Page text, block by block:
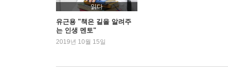
15. 시대와 지역마다 달라지는 객관적(?) 세계지도
16. 공간 편집에 따라 인간의 심리가 달라진다
17. 독일인들의 공간 박탈감이 제2차 세계대전의
18. 19세기 프로이센 군대와 축구의 공간편집
읽다
유근용 "책은 길을 알려주
는 인생 멘토"
2019년 10월 15일